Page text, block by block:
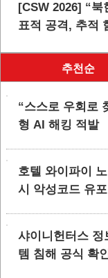
[CSW 2026] “
표적 공격, 추적
추천순
“스스로 우회로
형 AI 해킹 적발
호텔 와이파이
시 악성코드 유포
샤이니헌터스
템 침해 공식 확